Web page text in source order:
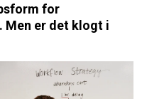
for
er det klogt i